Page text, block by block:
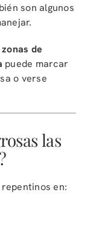
son algunos
de
puede marcar
o verse
las
en: